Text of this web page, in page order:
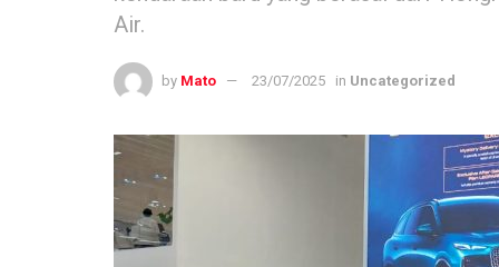
Air.
by Mato 23/07/2025 in Uncategorized